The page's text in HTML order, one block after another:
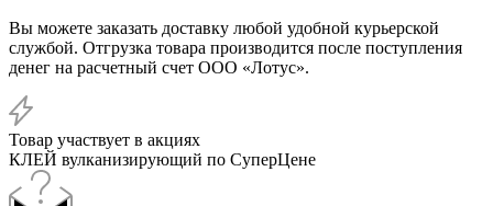
Вы можете заказать доставку любой удобной курьерской
службой. Отгрузка товара производится после поступления
денег на расчетный счет ООО «Лотус».
Товар участвует в акциях
КЛЕЙ вулканизирующий по СуперЦене